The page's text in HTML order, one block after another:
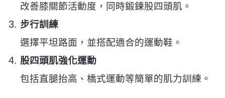
改善膝關節活動度，同時鍛鍊股四頭肌。
步行訓練
選擇平坦路面，並搭配適合的運動鞋。
股四頭肌強化運動
包括直腿抬高、橋式運動等簡單的肌力訓練。